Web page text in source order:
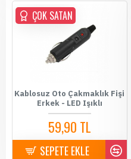
ÇOK SATAN
Kablosuz Oto Çakmaklık Fişi
Erkek - LED Işıklı
59,90 TL
SEPETE EKLE